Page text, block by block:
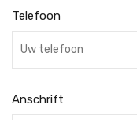
Telefoon
Anschrift